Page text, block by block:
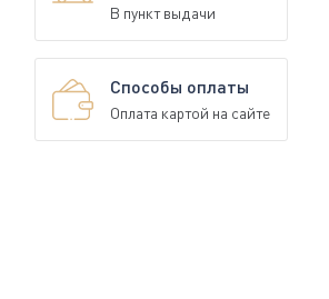
В пункт выдачи
Способы оплаты
Оплата картой на сайте